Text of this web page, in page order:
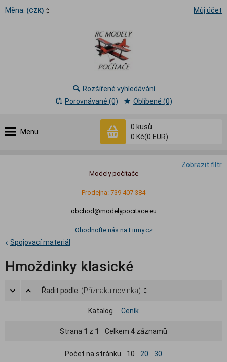
Měna: (CZK) Můj účet
Menu
0 kusů
0 Kč(0 EUR)
Rozšířené vyhledávání
Porovnávané (0)
Oblíbené (0)
Zobrazit filtr
Modely počítače
Prodejna: 739 407 384
obchod@modelypocitace.eu
Ohodnoťte nás na Firmy.cz
Spojovací materiál
Hmoždinky klasické
Řadit podle: (Příznaku novinka)
Katalog Ceník
Strana 1 z 1 Celkem 4 záznamů
Počet na stránku 10 20 30